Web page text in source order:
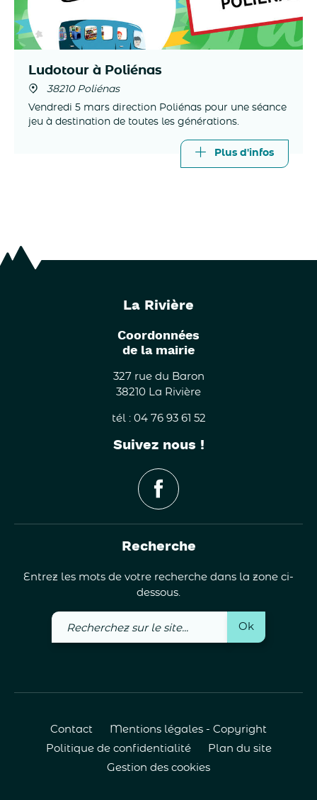
Ludotour à Poliénas
38210 Poliénas
Vendredi 5 mars direction Poliénas pour une séance
jeu à destination de toutes les générations.
Plus d'infos
La Rivière
Coordonnées
de la mairie
327 rue du Baron
38210 La Rivière
tél : 04 76 93 61 52
Suivez nous !
Recherche
Entrez les mots de votre recherche dans la zone ci-
dessous.
Recherchez
sur
Ok
Contact
Mentions légales - Copyright
Politique de confidentialité
Plan du site
Gestion des cookies